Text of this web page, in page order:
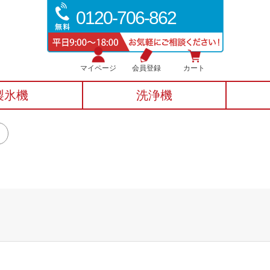
0120-706-862
マイページ 会員登録 カート
氷機 洗浄機